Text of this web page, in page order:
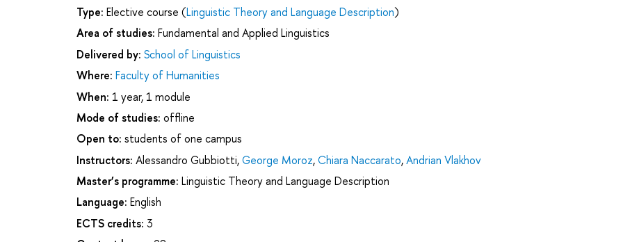
Type: Elective course (Linguistic Theory and Language Description)
Area of studies: Fundamental and Applied Linguistics
Delivered by: School of Linguistics
Where: Faculty of Humanities
When: 1 year, 1 module
Mode of studies: offline
Open to: students of one campus
Instructors: Alessandro Gubbiotti,George Moroz,Chiara Naccarato,Andrian Vlakhov
Master’s programme: Linguistic Theory and Language Description
Language: English
ECTS credits: 3